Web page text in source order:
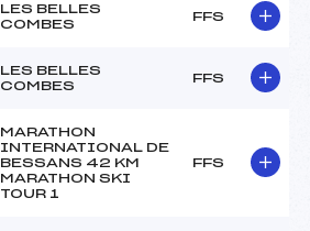
LES BELLES
COMBES
FFS
LES BELLES
COMBES
FFS
MARATHON
INTERNATIONAL DE
BESSANS 42 KM
MARATHON SKI
TOUR 1
FFS